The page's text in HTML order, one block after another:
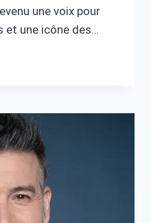
une voix pour
et une icône des…